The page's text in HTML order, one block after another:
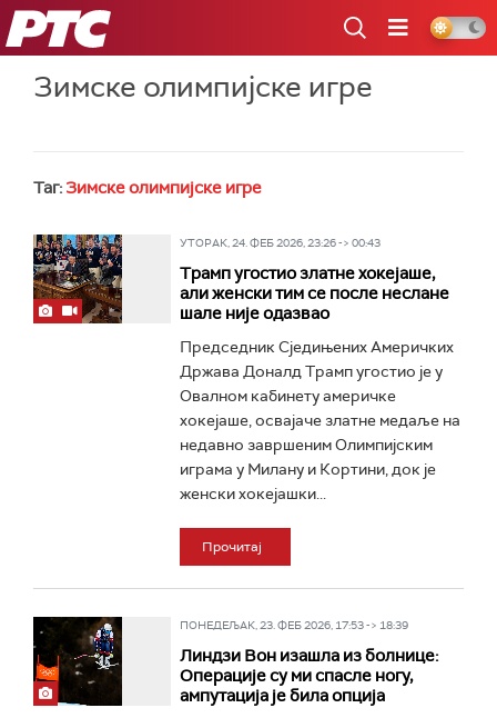
РТС
Зимске олимпијске игре
Таг: Зимске олимпијске игре
УТОРАК, 24. ФЕБ 2026, 23:26 -> 00:43
Трамп угостио златне хокејаше,
али женски тим се после неслане
шале није одазвао
Председник Сједињених Америчких
Држава Доналд Трамп угостио је у
Овалном кабинету америчке
хокејаше, освајаче златне медаље на
недавно завршеним Олимпијским
играма у Милану и Кортини, док је
женски хокејашки...
Прочитај
ПОНЕДЕЉАК, 23. ФЕБ 2026, 17:53 -> 18:39
Линдзи Вон изашла из болнице:
Операције су ми спасле ногу,
ампутација је била опција